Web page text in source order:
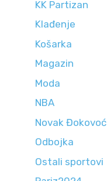
KK Partizan
Klađenje
Košarka
Magazin
Moda
NBA
Novak Đokovoć
Odbojka
Ostali sportovi